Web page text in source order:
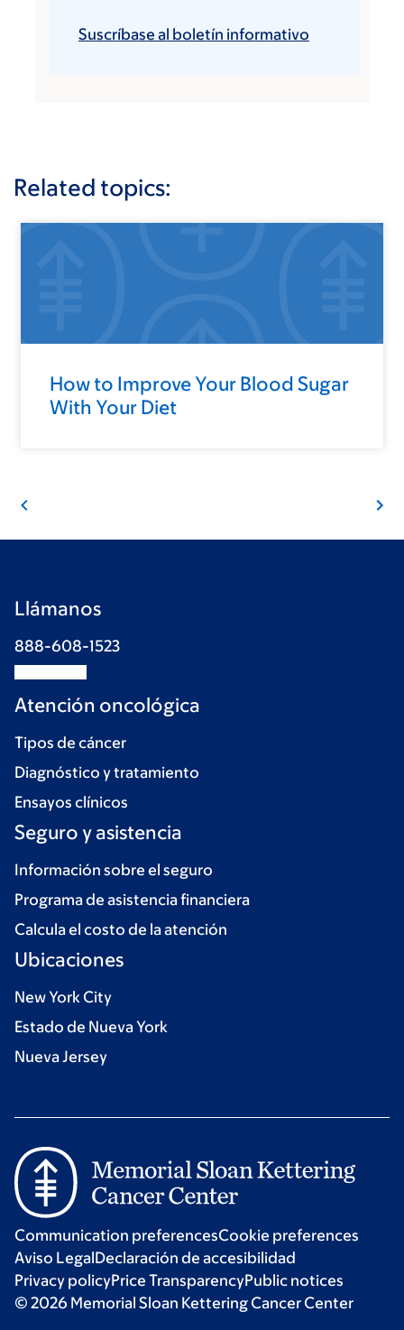
Suscríbase al boletín informativo
Related topics:
How to Improve Your Blood Sugar
With Your Diet
Llámanos
888-608-1523
Atención oncológica
Tipos de cáncer
Diagnóstico y tratamiento
Ensayos clínicos
Seguro y asistencia
Información sobre el seguro
Programa de asistencia financiera
Calcula el costo de la atención
Ubicaciones
New York City
Estado de Nueva York
Nueva Jersey
Communication preferencesCookie preferences
Aviso LegalDeclaración de accesibilidad
Privacy policyPrice TransparencyPublic notices
© 2026 Memorial Sloan Kettering Cancer Center